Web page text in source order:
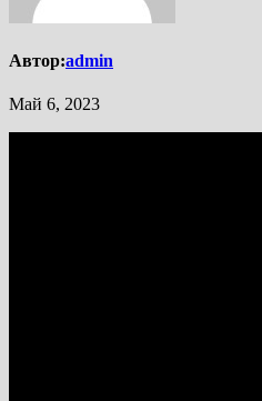
Автор:admin
Май 6, 2023